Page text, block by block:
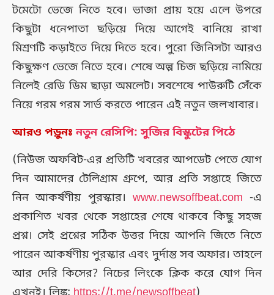
টমেটো ভেজে নিতে হবে। ভাজা প্রায় হয়ে এলে উপরে
কিছুটা ধনেপাতা ছড়িয়ে দিয়ে আগেই বানিয়ে রাখা
মিশ্রণটি কড়াইতে দিয়ে দিতে হবে। পুরো জিনিসটা আরও
কিছুক্ষণ ভেজে নিতে হবে। শেষে অল্প চিজ ছড়িয়ে নামিয়ে
নিলেই রেডি ডিম ছাড়া অমলেট। সবশেষে পাউরুটি সেঁকে
নিয়ে গরম গরম সার্ভ করতে পারেন এই নতুন জলখাবার।
আরও পড়ুনঃ নতুন রেসিপি: সুজির বিস্কুটের পিঠে
(নিউজ অফবিট-এর প্রতিটি খবরের আপডেট পেতে যোগ
দিন আমাদের টেলিগ্রাম গ্রুপে, আর প্রতি সপ্তাহে জিতে
নিন আকর্ষণীয় পুরস্কার। www.newsoffbeat.com -এ
প্রকাশিত খবর থেকে সপ্তাহের শেষে থাকবে কিছু সহজ
প্রশ্ন। সেই প্রশ্নের সঠিক উত্তর দিয়ে আপনি জিতে নিতে
পারেন আকর্ষণীয় পুরস্কার এবং দুর্দান্ত সব অফার। তাহলে
আর দেরি কিসের? নিচের লিংকে ক্লিক করে যোগ দিন